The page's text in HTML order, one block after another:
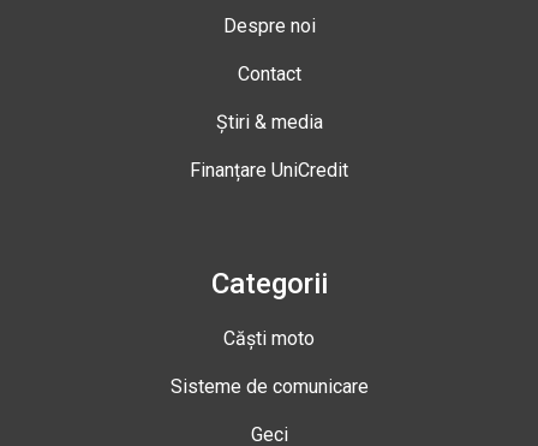
Despre noi
Contact
Știri & media
Finanțare UniCredit
Categorii
Căști moto
Sisteme de comunicare
Geci